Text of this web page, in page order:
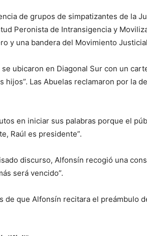
de grupos de simpatizantes de la
Peronista de Intransigencia y
y una bandera del Movimiento
se ubicaron en Diagonal Sur con un
hijos”. Las Abuelas reclamaron por la
en iniciar sus palabras porque el
Raúl es presidente”.
discurso, Alfonsín recogió una
será vencido”.
de que Alfonsín recitara el preámbulo